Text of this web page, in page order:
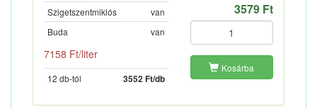
Szigetszentmiklós
van
Buda
van
7158 Ft/liter
12 db-tól 3552 Ft/db
3579 Ft
Kosárba